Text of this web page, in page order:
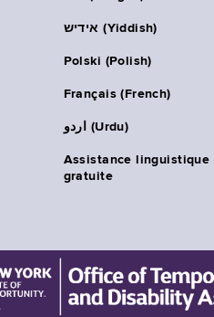
אידיש (Yiddish)
Polski (Polish)
Français (French)
اردو (Urdu)
Assistance linguistique
gratuite